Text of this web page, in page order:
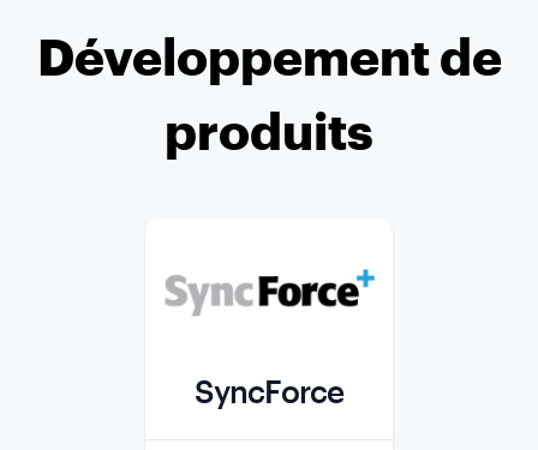
Développement de
produits
SyncForce
Role